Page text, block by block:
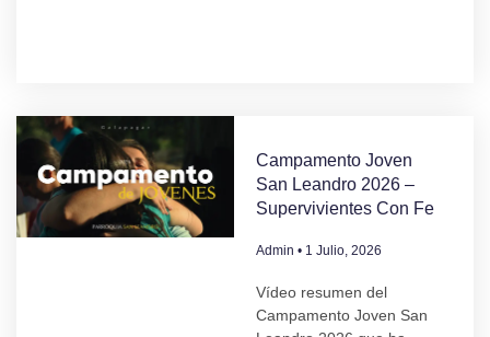
Campamento Joven
San Leandro 2026 –
Supervivientes Con Fe
Admin 1 Julio, 2026
Vídeo resumen del
Campamento Joven San